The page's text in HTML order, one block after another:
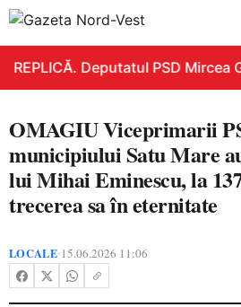
REPLICĂ. Deputatul PSD
OMAGIU Viceprimarii
municipiului Satu Mare
lui Mihai Eminescu, la
trecerea sa în eternitate
LOCALE•15.06.2026 11:06